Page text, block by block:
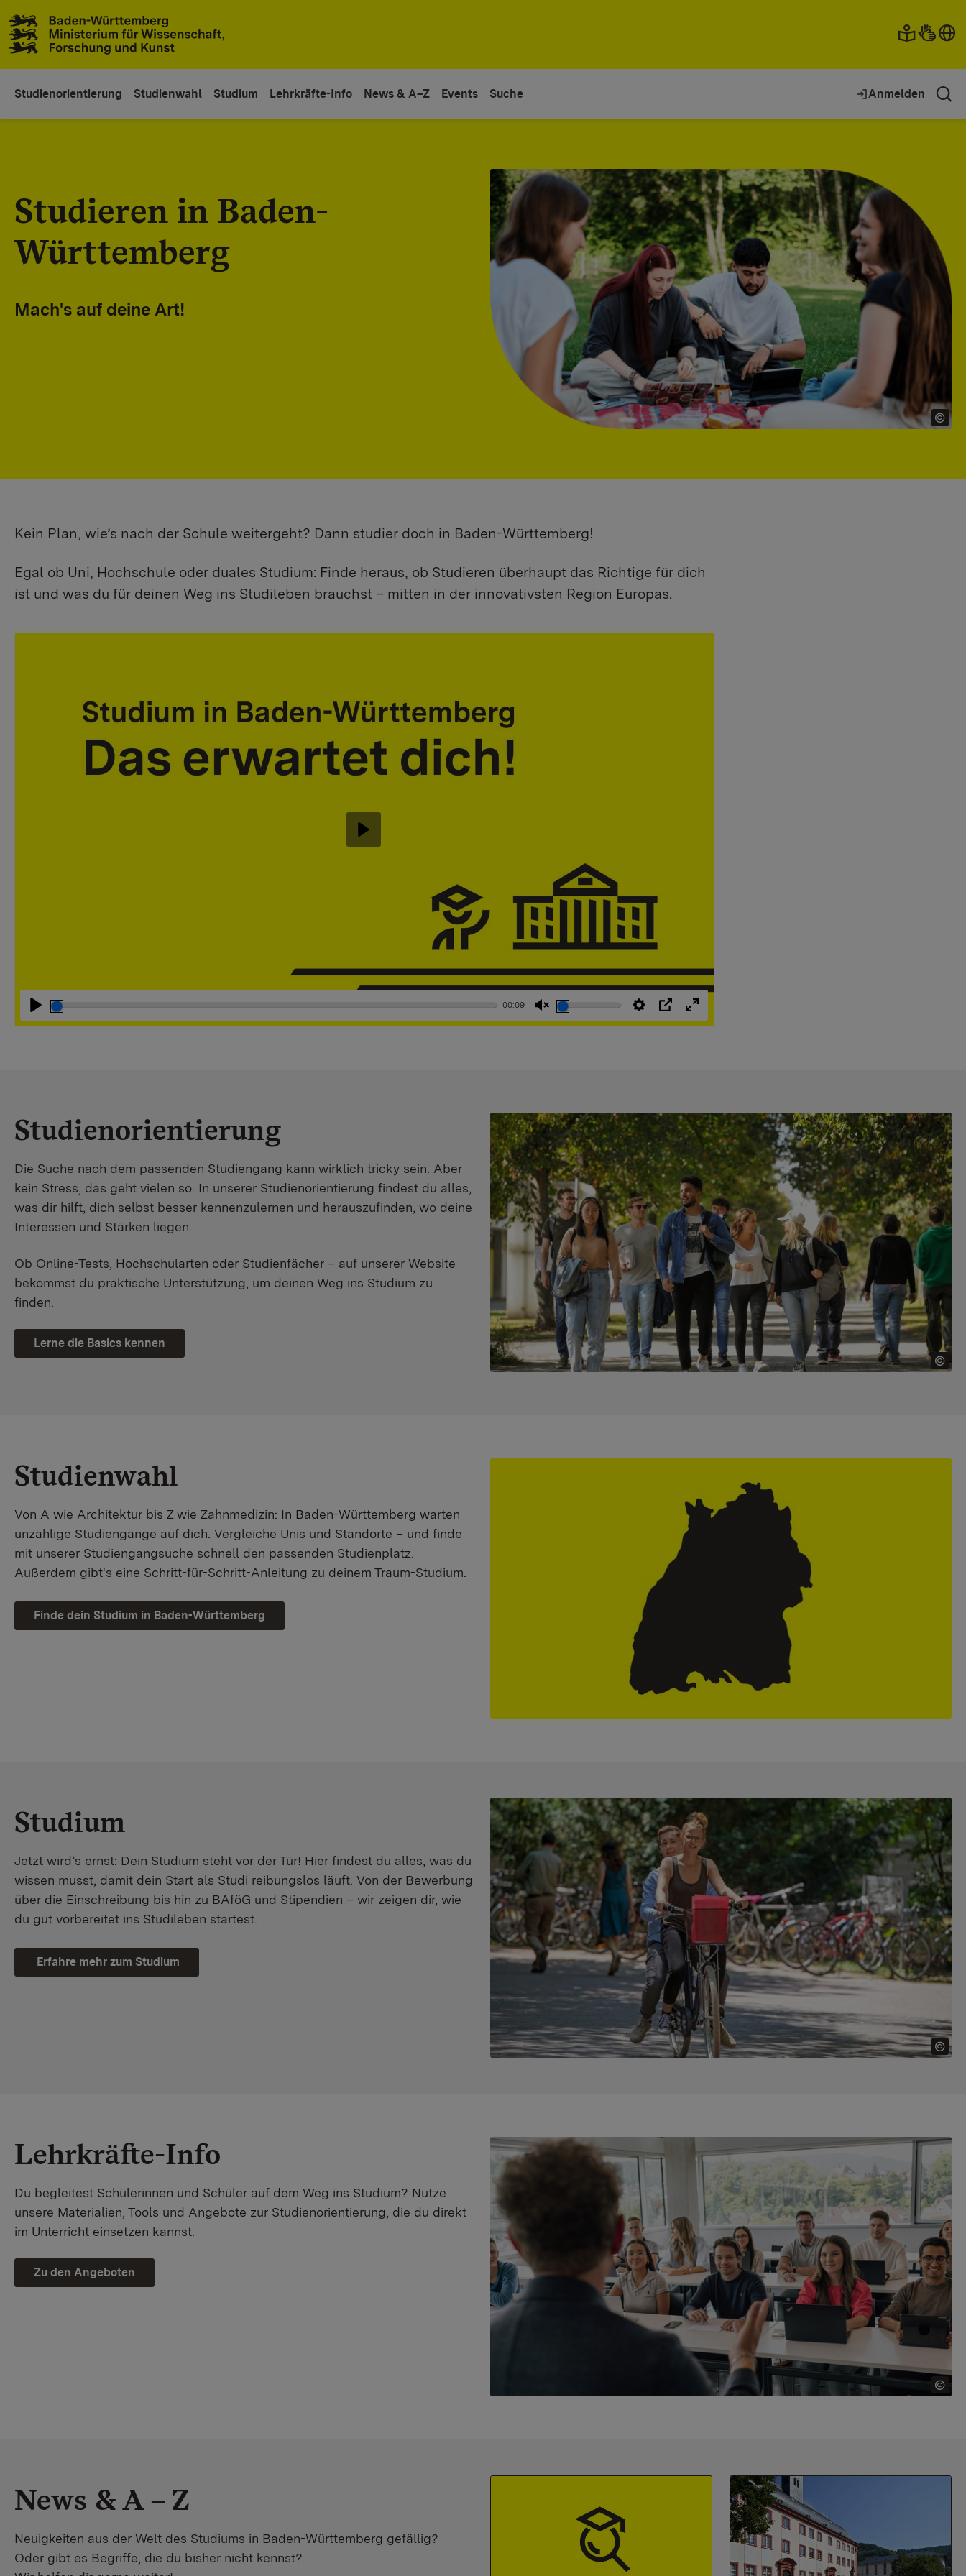
Studienorientierung Studienwahl Studium Lehrkräfte-Info News & A–Z Events Suche Anmelden
Studieren in Baden-
Württemberg
Mach's auf deine Art!
Kein Plan, wie’s nach der Schule weitergeht? Dann studier doch in Baden-Württemberg!
Egal ob Uni, Hochschule oder duales Studium: Finde heraus, ob Studieren überhaupt das Richtige für dich
ist und was du für deinen Weg ins Studileben brauchst – mitten in der innovativsten Region Europas.
Abspielen
00:09
StummschaltungEinstellungen
PIP Vollbild
Abspielen
Studienorientierung
Die Suche nach dem passenden Studiengang kann wirklich tricky sein. Aber
kein Stress, das geht vielen so. In unserer Studienorientierung findest du alles,
was dir hilft, dich selbst besser kennenzulernen und herauszufinden, wo deine
Interessen und Stärken liegen.
Ob Online-Tests, Hochschularten oder Studienfächer – auf unserer Website
bekommst du praktische Unterstützung, um deinen Weg ins Studium zu
finden.
Lerne die Basics kennen
Studienwahl
Von A wie Architektur bis Z wie Zahnmedizin: In Baden-Württemberg warten
unzählige Studiengänge auf dich. Vergleiche Unis und Standorte – und finde
mit unserer Studiengangsuche schnell den passenden Studienplatz.
Außerdem gibt's eine Schritt-für-Schritt-Anleitung zu deinem Traum-Studium.
Finde dein Studium in Baden-Württemberg
Studium
Jetzt wird’s ernst: Dein Studium steht vor der Tür! Hier findest du alles, was du
wissen musst, damit dein Start als Studi reibungslos läuft. Von der Bewerbung
über die Einschreibung bis hin zu BAföG und Stipendien – wir zeigen dir, wie
du gut vorbereitet ins Studileben startest.
Erfahre mehr zum Studium
Lehrkräfte-Info
Du begleitest Schülerinnen und Schüler auf dem Weg ins Studium? Nutze
unsere Materialien, Tools und Angebote zur Studienorientierung, die du direkt
im Unterricht einsetzen kannst.
Zu den Angeboten
News & A – Z
Neuigkeiten aus der Welt des Studiums in Baden-Württemberg gefällig?
Oder gibt es Begriffe, die du bisher nicht kennst?